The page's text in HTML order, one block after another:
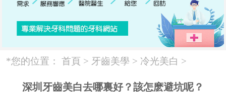
*您的位置： 首頁 > 牙齒美學 > 冷光美白 >
深圳牙齒美白去哪裏好？該怎麽避坑呢？